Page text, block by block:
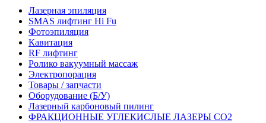
Лазерная эпиляция
SMAS лифтинг Hi Fu
Фотоэпиляция
Кавитация
RF лифтинг
Ролико вакуумный массаж
Электропорация
Товары / запчасти
Оборудование (Б/У)
Лазерный карбоновый пилинг
ФРАКЦИОННЫЕ УГЛЕКИСЛЫЕ ЛАЗЕРЫ CO2